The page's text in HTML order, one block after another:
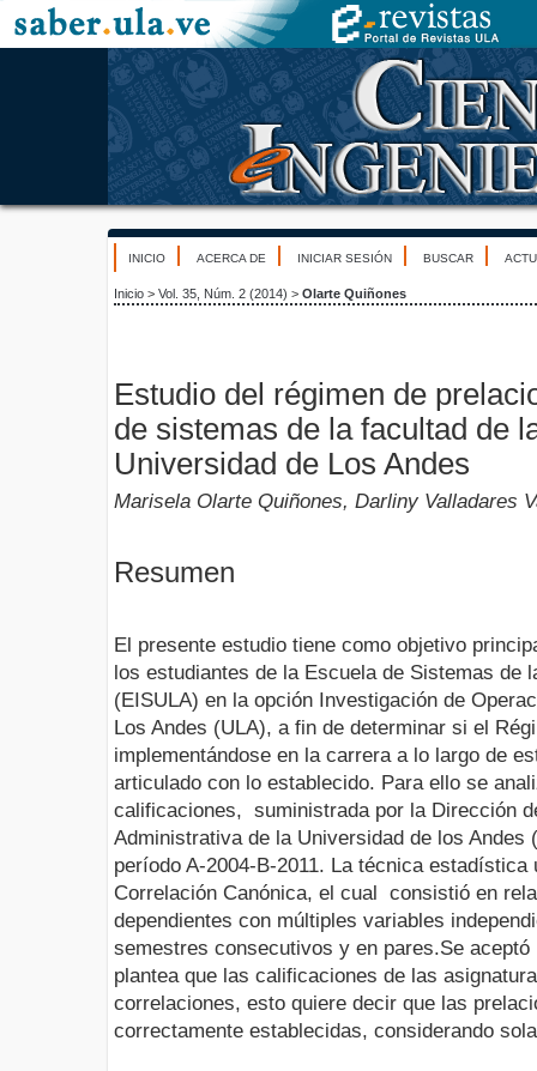
INICIO ACERCA DE INICIAR SESIÓN BUSCAR
Inicio > Vol. 35, Núm. 2 (2014) > Olarte Quiñones
Estudio del régimen de
de sistemas de la facultad de
Universidad de Los Andes
Marisela Olarte Quiñones, Darliny Valladares
Resumen
El presente estudio tiene como objetivo
los estudiantes de la Escuela de Sistemas de
(EISULA) en la opción Investigación de
Los Andes (ULA), a fin de determinar si el
implementándose en la carrera a lo largo de
articulado con lo establecido. Para ello se
calificaciones, suministrada por la Dirección
Administrativa de la Universidad de los Andes
período A-2004-B-2011. La técnica
Correlación Canónica, el cual consistió en
dependientes con múltiples variables
semestres consecutivos y en pares.Se
plantea que las calificaciones de las
correlaciones, esto quiere decir que las
correctamente establecidas, considerando